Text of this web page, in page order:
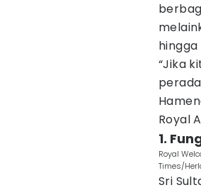
“Jika
Royal
1.
Royal
Times/
Sri